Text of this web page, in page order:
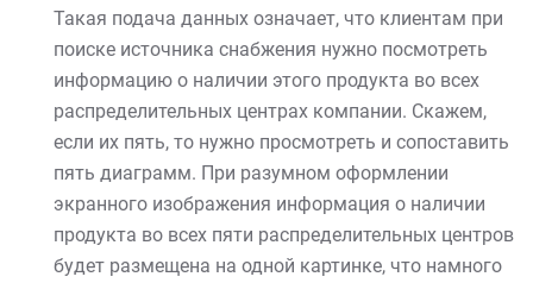
Такая подача данных означает, что клиентам при
поиске источника снабжения нужно посмотреть
информацию о наличии этого продукта во всех
распределительных центрах компании. Скажем,
если их пять, то нужно просмотреть и сопоставить
пять диаграмм. При разумном оформлении
экранного изображения информация о наличии
продукта во всех пяти распределительных центров
будет размещена на одной картинке, что намного